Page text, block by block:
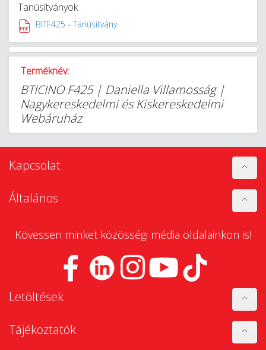
Tanúsítványok
BITF425 - Tanúsítvány
Terméknév:
BTICINO F425 | Daniella Villamosság |
Nagykereskedelmi és Kiskereskedelmi
Webáruház
Kapcsolat
Általános
Kövessen minket közösségi média oldalainkon is!
Letöltések
Tájékoztatók